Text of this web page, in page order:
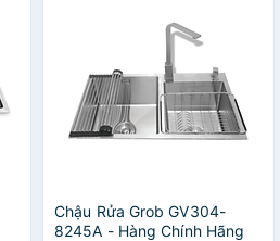
Chậu Rửa Grob GV304-
8245A - Hàng Chính Hãng